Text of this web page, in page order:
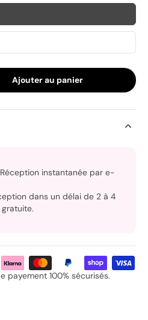
Ajouter au panier
instantanée par e-
dans un délai de 2 à 4
payement 100% sécurisés.